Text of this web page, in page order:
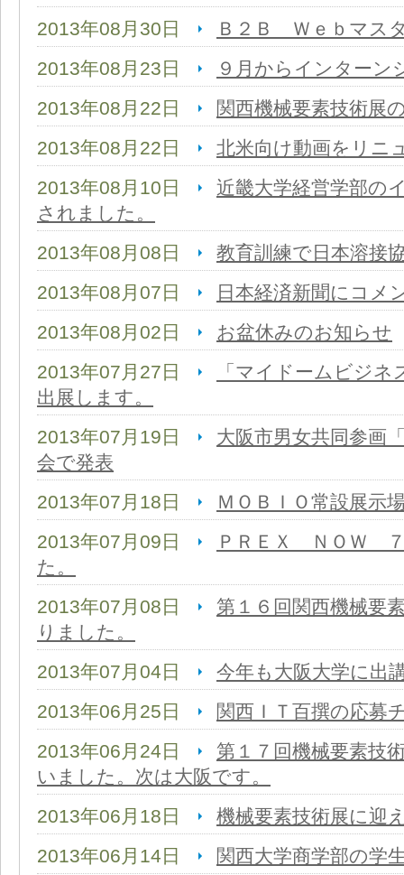
2013年08月30日
Ｂ２Ｂ Ｗｅｂマス
2013年08月23日
９月からインターン
2013年08月22日
関西機械要素技術展
2013年08月22日
北米向け動画をリニ
2013年08月10日
近畿大学経営学部の
されました。
2013年08月08日
教育訓練で日本溶接
2013年08月07日
日本経済新聞にコメ
2013年08月02日
お盆休みのお知らせ
2013年07月27日
「マイドームビジ
出展します。
2013年07月19日
大阪市男女共同参画
会で発表
2013年07月18日
ＭＯＢＩＯ常設展示
2013年07月09日
ＰＲＥＸ ＮＯＷ ７
た。
2013年07月08日
第１６回関西機械要
りました。
2013年07月04日
今年も大阪大学に出
2013年06月25日
関西ＩＴ百撰の応募
2013年06月24日
第１７回機械要素技
いました。次は大阪です。
2013年06月18日
機械要素技術展に迎
2013年06月14日
関西大学商学部の学